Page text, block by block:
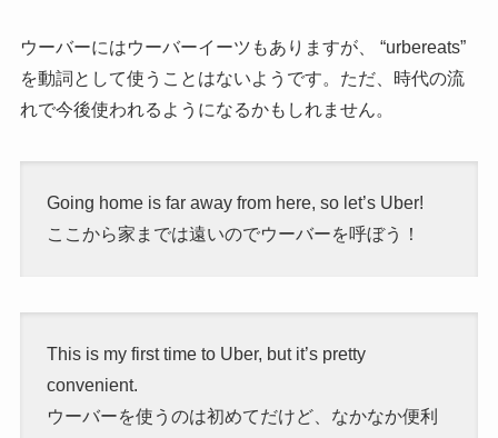
ウーバーにはウーバーイーツもありますが、 “urbereats”
を動詞として使うことはないようです。ただ、時代の流
れで今後使われるようになるかもしれません。
Going home is far away from here, so let’s Uber!
ここから家までは遠いのでウーバーを呼ぼう！
This is my first time to Uber, but it’s pretty
convenient.
ウーバーを使うのは初めてだけど、なかなか便利